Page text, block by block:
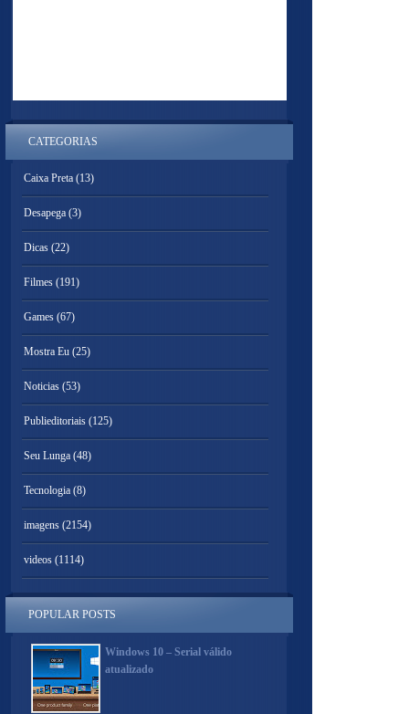
CATEGORIAS
Caixa Preta (13)
Desapega (3)
Dicas (22)
Filmes (191)
Games (67)
Mostra Eu (25)
Noticias (53)
Publieditoriais (125)
Seu Lunga (48)
Tecnologia (8)
imagens (2154)
videos (1114)
POPULAR POSTS
Windows 10 – Serial válido
atualizado